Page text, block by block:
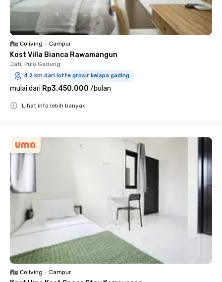
Coliving • Campur
Kost Villa Bianca Rawamangun
Jati, Pulo Gadung
4.2 km dari lotte grosir kelapa gading
mulai dari Rp3.450.000 /bulan
Lihat info lebih banyak
Coliving • Campur